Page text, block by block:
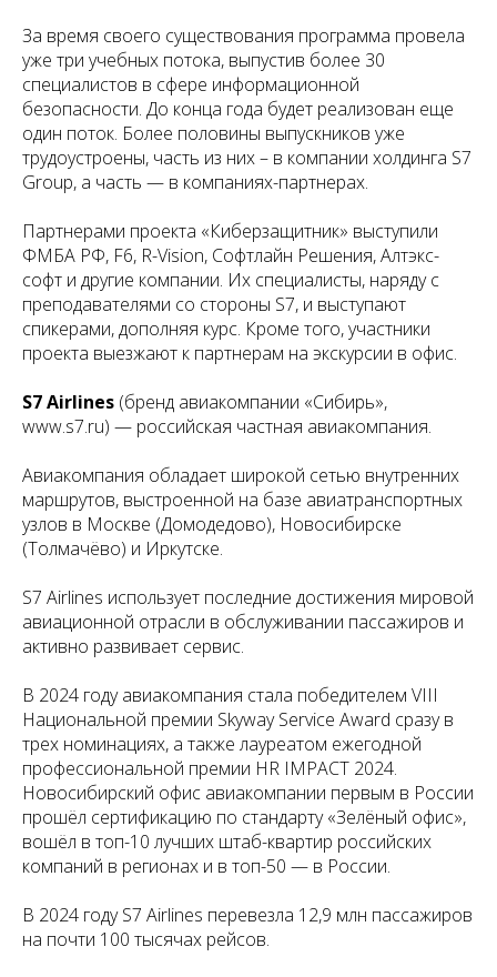
За время своего существования программа провела
уже три учебных потока, выпустив более 30
специалистов в сфере информационной
безопасности. До конца года будет реализован еще
один поток. Более половины выпускников уже
трудоустроены, часть из них – в компании холдинга S7
Group, а часть — в компаниях-партнерах.
Партнерами проекта «Киберзащитник» выступили
ФМБА РФ, F6, R-Vision, Софтлайн Решения, Алтэкс-
софт и другие компании. Их специалисты, наряду с
преподавателями со стороны S7, и выступают
спикерами, дополняя курс. Кроме того, участники
проекта выезжают к партнерам на экскурсии в офис.
S7 Airlines (бренд авиакомпании «Сибирь»,
www.s7.ru) — российская частная авиакомпания.
Авиакомпания обладает широкой сетью внутренних
маршрутов, выстроенной на базе авиатранспортных
узлов в Москве (Домодедово), Новосибирске
(Толмачёво) и Иркутске.
S7 Airlines использует последние достижения мировой
авиационной отрасли в обслуживании пассажиров и
активно развивает сервис.
В 2024 году авиакомпания стала победителем VIII
Национальной премии Skyway Service Award сразу в
трех номинациях, а также лауреатом ежегодной
профессиональной премии HR IMPACT 2024.
Новосибирский офис авиакомпании первым в России
прошёл сертификацию по стандарту «Зелёный офис»,
вошёл в топ-10 лучших штаб-квартир российских
компаний в регионах и в топ-50 — в России.
В 2024 году S7 Airlines перевезла 12,9 млн пассажиров
на почти 100 тысячах рейсов.